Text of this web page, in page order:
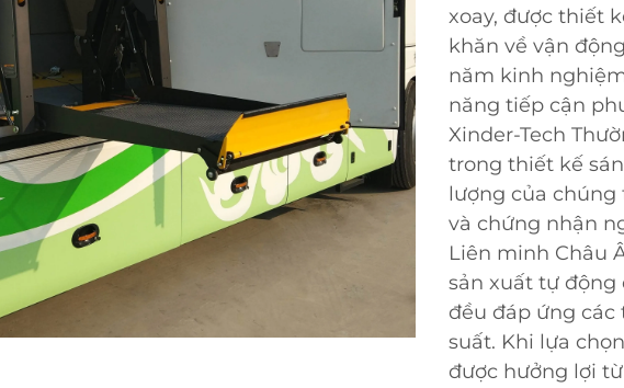
xoay, được thiết
khăn về vận
năm kinh
năng tiếp cận
Xinder-Tech
trong thiết kế
lượng của chúng
và chứng nhận
Liên minh Châu
sản xuất tự động
đều đáp ứng các
suất. Khi lựa
được hưởng lợi